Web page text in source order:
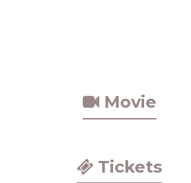
Movie
Tickets